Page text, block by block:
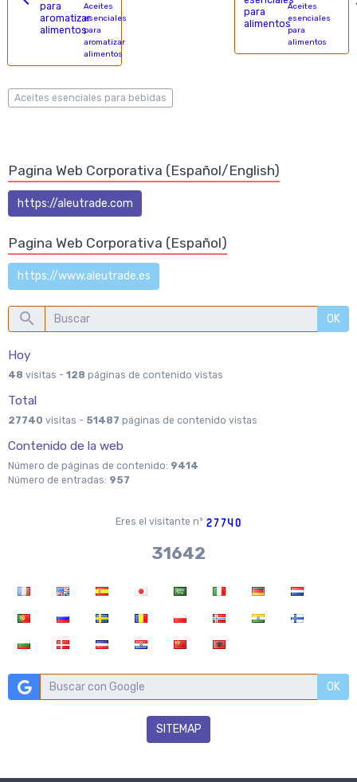
Aceites
esenciales
para
aromatizar
alimentos
Aceites
esenciales
para
alimentos
Aceites esenciales para bebidas
Pagina Web Corporativa (Español/English)
https://aleutrade.com
Pagina Web Corporativa (Español)
https://www.aleutrade.es
OK
Hoy
48 visitas - 128 páginas de contenido vistas
Total
27740 visitas - 51487 páginas de contenido vistas
Contenido de la web
Número de páginas de contenido: 9414
Número de entradas: 957
Eres el visitante nº
36704
OK
SITEMAP